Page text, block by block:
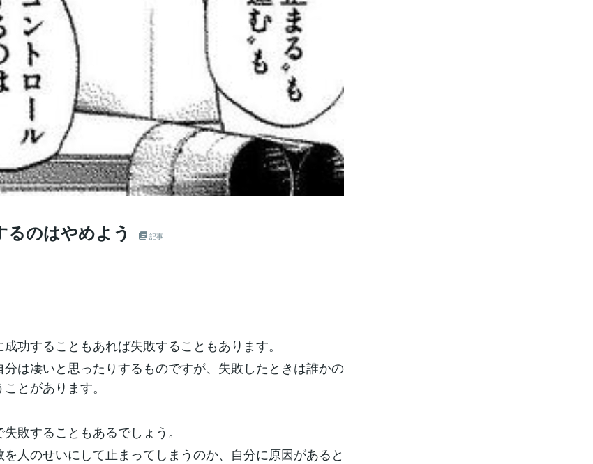
るのはやめよう 記事
功することもあれば失敗することもあります。
分は凄いと思ったりするものですが、失敗したときは誰かの
とがあります。
敗することもあるでしょう。
を人のせいにして止まってしまうのか、自分に原因があると